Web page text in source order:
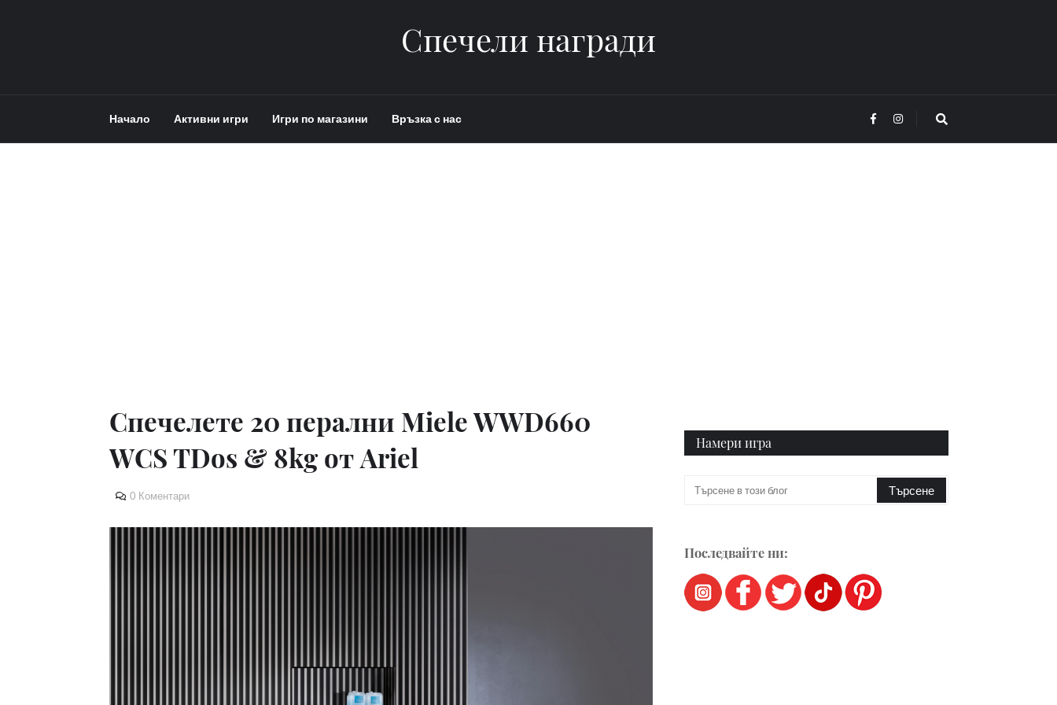
Спечели награди
Начало Активни игри Игри по магазини Връзка с нас
Спечелете 20 перални Miele WWD660
WCS TDos & 8kg от Ariel
0 Коментари
Намери игра
Последвайте ни: